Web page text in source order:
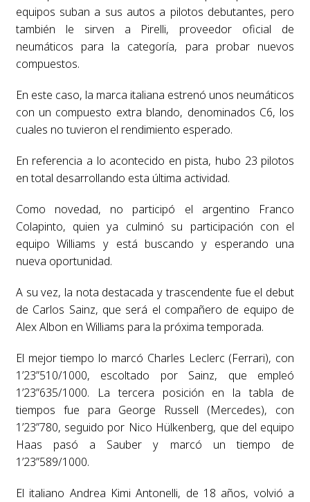
equipos suban a sus autos a pilotos debutantes, pero
también le sirven a Pirelli, proveedor oficial de
neumáticos para la categoría, para probar nuevos
compuestos.
En este caso, la marca italiana estrenó unos neumáticos
con un compuesto extra blando, denominados C6, los
cuales no tuvieron el rendimiento esperado.
En referencia a lo acontecido en pista, hubo 23 pilotos
en total desarrollando esta última actividad.
Como novedad, no participó el argentino Franco
Colapinto, quien ya culminó su participación con el
equipo Williams y está buscando y esperando una
nueva oportunidad.
A su vez, la nota destacada y trascendente fue el debut
de Carlos Sainz, que será el compañero de equipo de
Alex Albon en Williams para la próxima temporada.
El mejor tiempo lo marcó Charles Leclerc (Ferrari), con
1’23”510/1000, escoltado por Sainz, que empleó
1’23”635/1000. La tercera posición en la tabla de
tiempos fue para George Russell (Mercedes), con
1’23”780, seguido por Nico Hülkenberg, que del equipo
Haas pasó a Sauber y marcó un tiempo de
1’23”589/1000.
El italiano Andrea Kimi Antonelli, de 18 años, volvió a